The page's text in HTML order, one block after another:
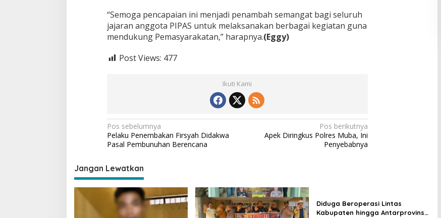
“Semoga pencapaian ini menjadi penambah semangat bagi seluruh
jajaran anggota PIPAS untuk melaksanakan berbagai kegiatan guna
mendukung Pemasyarakatan,” harapnya.(Eggy)
Post Views: 477
Ikuti Kami
N
a
i
g
a
Pos sebelumnya
Pelaku Penembakan Firsyah Didakwa
Pasal Pembunuhan Berencana
Pos berikutnya
Apek Diringkus Polres Muba, Ini
Penyebabnya
Jangan Lewatkan
Diduga Beroperasi Lintas
Kabupaten hingga Antarprovinsi,